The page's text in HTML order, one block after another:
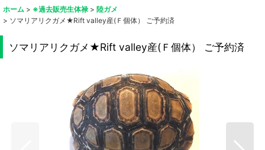
ホーム > ※過去販売生体禄 > 陸ガメ
> ソマリアリクガメ★Rift valley産(Ｆ個体） ご予約済
ソマリアリクガメ★Rift valley産(Ｆ個体） ご予約済